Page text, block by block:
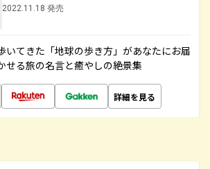
2022.11.18 発売
いてきた「地球の歩き方」があなたにお届
せる旅の名言と癒やしの絶景集
詳細を見る